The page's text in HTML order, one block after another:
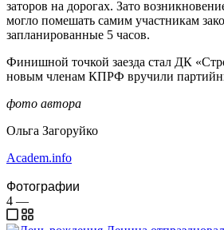
заторов на дорогах. Зато
могло помешать самим участникам
запланированные 5 часов.
Финишной точкой заезда стал ДК
новым членам КПРФ вручили
фото автора
Ольга Загоруйко
Academ.info
Фотографии
4 —